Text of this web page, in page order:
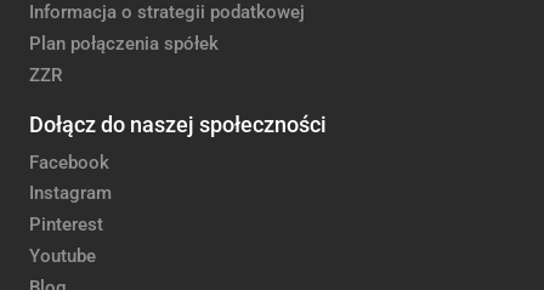
Informacja o strategii podatkowej
Plan połączenia spółek
ZZR
Dołącz do naszej społeczności
Facebook
Instagram
Pinterest
Youtube